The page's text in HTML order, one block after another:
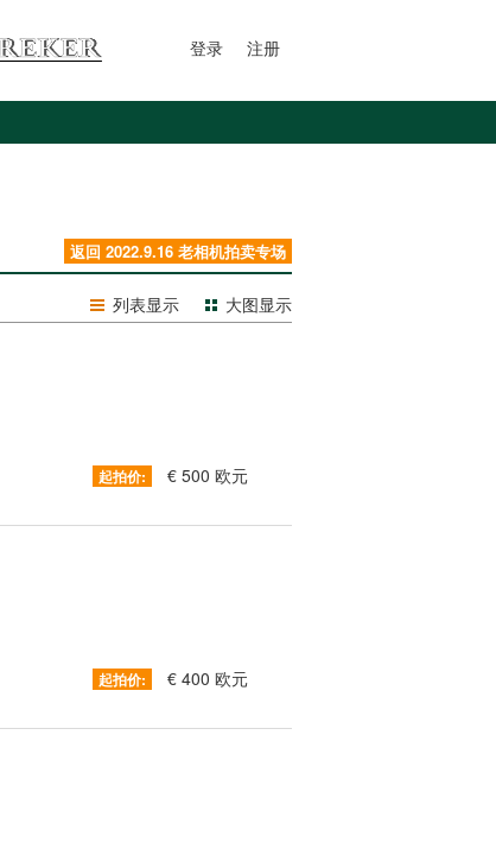
登录 注册
返回 2022.9.16 老相机拍卖专场
列表显示 大图显示
起拍价: € 500 欧元
起拍价: € 400 欧元